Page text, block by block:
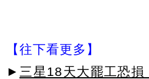
【往下看更多】
► 三星18天大罷工恐